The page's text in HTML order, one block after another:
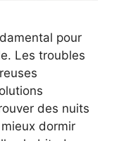
pour
Les troubles
des nuits
dormir